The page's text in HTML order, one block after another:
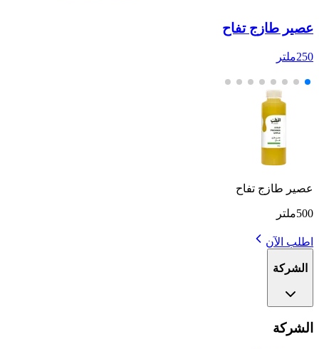
عصير طازج تفاح
250ملتر
عصير طازج تفاح
500ملتر
اطلب الآن
الشركة
الشركة